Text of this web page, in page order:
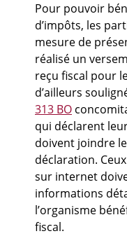
Pour pouvoir
d’impôts, les
mesure de
réalisé un
reçu fiscal pour
d’ailleurs
313 BO
qui déclarent
doivent joindre
déclaration.
sur internet
informations
l’organisme
fiscal.